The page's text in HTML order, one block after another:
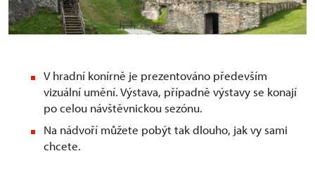
V hradní konírně je prezentováno především
vizuální umění. Výstava, případně výstavy se konají
po celou návštěvnickou sezónu.
Na nádvoří můžete pobýt tak dlouho, jak vy sami
chcete.